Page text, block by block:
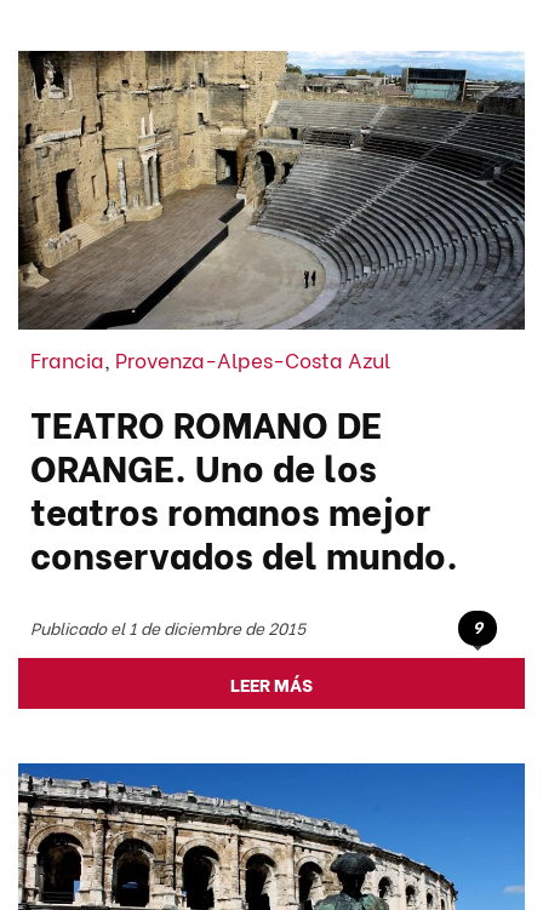
Francia Provenza-Alpes-Costa Azul
TEATRO ROMANO DE
ORANGE. Uno de los
teatros romanos mejor
conservados del mundo.
Publicado el 1 de diciembre de 2015 9
LEER MÁS